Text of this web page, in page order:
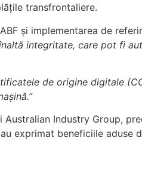
transfrontaliere.
și implementarea de
integritate, care pot fi
de origine digitale
Industry Group,
exprimat beneficiile aduse